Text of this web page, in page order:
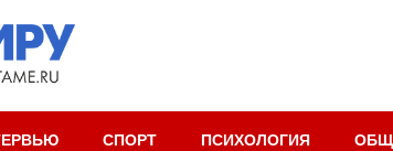
СПОРТ ПСИХОЛОГИЯ